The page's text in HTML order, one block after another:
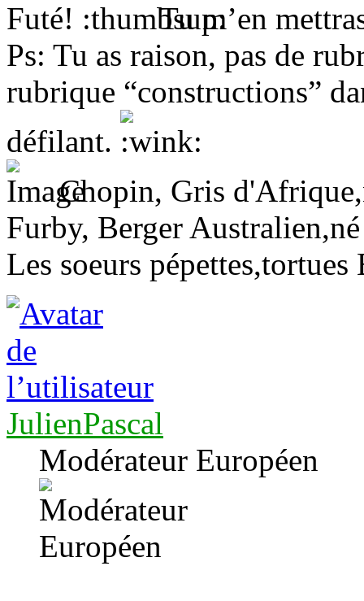
Futé!
Tu m’en
Ps: Tu as raison, pas de
rubrique “constructions”
défilant.
Chopin, Gris
Furby, Berger
Les soeurs
JulienPascal
Modérateur Européen